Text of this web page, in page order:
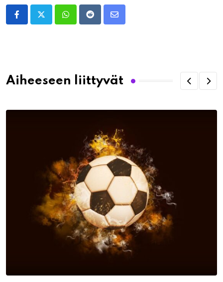
WhatsappRedditShare
Aiheeseen liittyvät